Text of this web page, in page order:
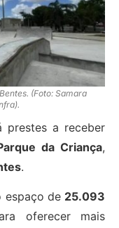
(Foto: Samara
prestes a receber
da Criança,
.
espaço de 25.093
oferecer mais